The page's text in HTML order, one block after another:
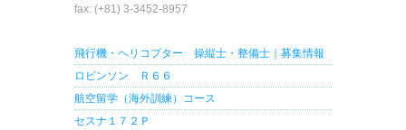
fax: (+81) 3-3452-8957
飛行機・ヘリコプター 操縦士・整備士｜募集情報
ロビンソン Ｒ６６
航空留学（海外訓練）コース
セスナ１７２Ｐ